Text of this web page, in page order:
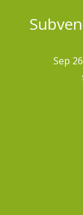
Sep